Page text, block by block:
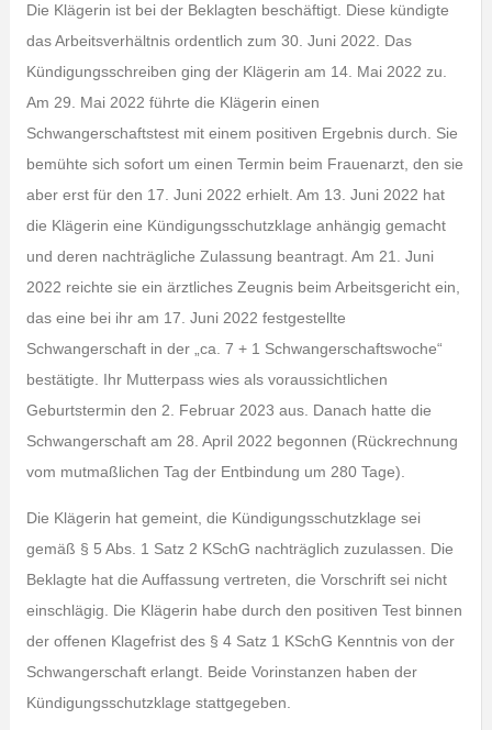
Die Klägerin ist bei der Beklagten beschäftigt. Diese kündigte
das Arbeitsverhältnis ordentlich zum 30. Juni 2022. Das
Kündigungsschreiben ging der Klägerin am 14. Mai 2022 zu.
Am 29. Mai 2022 führte die Klägerin einen
Schwangerschaftstest mit einem positiven Ergebnis durch. Sie
bemühte sich sofort um einen Termin beim Frauenarzt, den sie
aber erst für den 17. Juni 2022 erhielt. Am 13. Juni 2022 hat
die Klägerin eine Kündigungsschutzklage anhängig gemacht
und deren nachträgliche Zulassung beantragt. Am 21. Juni
2022 reichte sie ein ärztliches Zeugnis beim Arbeitsgericht ein,
das eine bei ihr am 17. Juni 2022 festgestellte
Schwangerschaft in der „ca. 7 + 1 Schwangerschaftswoche“
bestätigte. Ihr Mutterpass wies als voraussichtlichen
Geburtstermin den 2. Februar 2023 aus. Danach hatte die
Schwangerschaft am 28. April 2022 begonnen (Rückrechnung
vom mutmaßlichen Tag der Entbindung um 280 Tage).
Die Klägerin hat gemeint, die Kündigungsschutzklage sei
gemäß § 5 Abs. 1 Satz 2 KSchG nachträglich zuzulassen. Die
Beklagte hat die Auffassung vertreten, die Vorschrift sei nicht
einschlägig. Die Klägerin habe durch den positiven Test binnen
der offenen Klagefrist des § 4 Satz 1 KSchG Kenntnis von der
Schwangerschaft erlangt. Beide Vorinstanzen haben der
Kündigungsschutzklage stattgegeben.